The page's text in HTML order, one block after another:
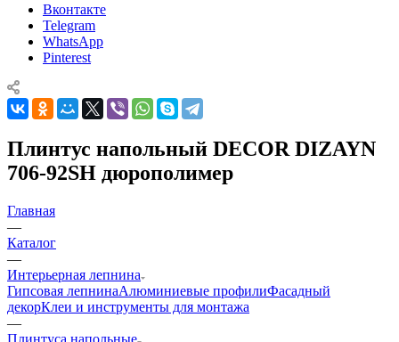
Вконтакте
Telegram
WhatsApp
Pinterest
Плинтус напольный DECOR DIZAYN
706-92SH дюрополимер
Главная
—
Каталог
—
Интерьерная лепнина
Гипсовая лепнинаАлюминиевые профилиФасадный
декорКлеи и инструменты для монтажа
—
Плинтуса напольные